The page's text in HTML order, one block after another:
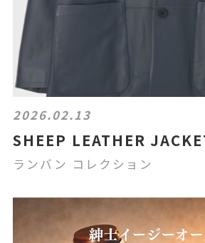
2026.02.13
SHEEP LEATHER
ランバン コレクション